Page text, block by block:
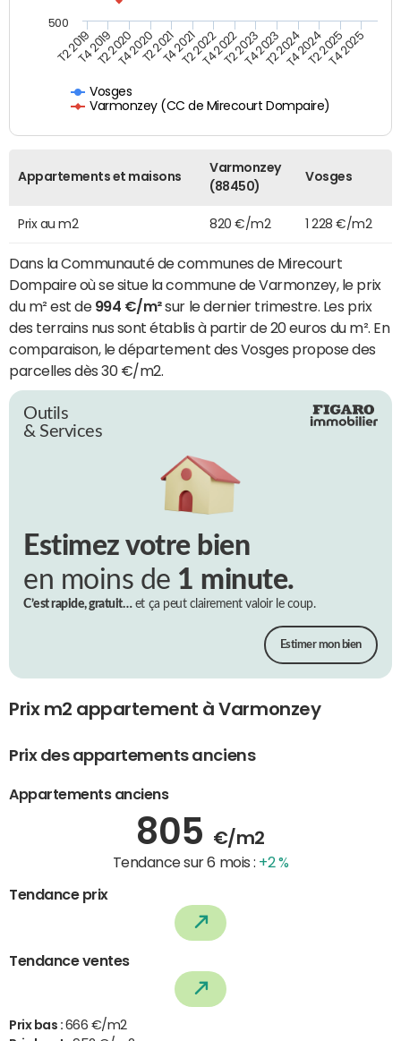
Vosges
Varmonzey (CC de Mirecourt Dompaire)
T2 2019T4 2019T2 2020T4 2020T2 2021T4 2021T2 2022T4 2022T2 2023T4 2023T2 2024T4 2024T2 2025T4 2025
500
Appartements et maisons
Varmonzey
(88450)
Vosges
Prix au m2 820 €/m2 1 228 €/m2
Dans la Communauté de communes de Mirecourt
Dompaire où se situe la commune de Varmonzey, le prix
du m² est de 994 €/m²sur le dernier trimestre. Les prix
des terrains nus sont établis à partir de 20 euros du m². En
comparaison, le département des Vosges propose des
parcelles dès 30 €/m2.
Outils
& Services
Estimez votre bien
en moins de 1 minute.
C’est rapide, gratuit…et ça peut clairement valoir le coup.
Estimer mon bien
Prix m2 appartement à Varmonzey
Prix des appartements anciens
Appartements anciens
805 €/m2
Tendance sur 6 mois : +2 %
Tendance prix
Tendance ventes
Prix bas : 666 €/m2